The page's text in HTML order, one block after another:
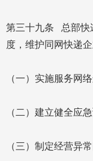
第三十九条 总部快
度，维护同网快递
（一）实施服务网
（二）建立健全应急
（三）制定经营异